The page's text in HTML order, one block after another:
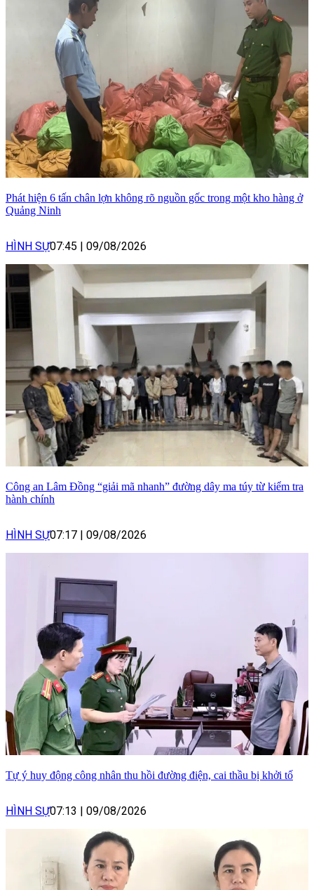
Phát hiện 6 tấn chân lợn không rõ nguồn gốc trong một kho hàng ở
Quảng Ninh
HÌNH SỰ07:45 | 09/08/2026
Công an Lâm Đồng “giải mã nhanh” đường dây ma túy từ kiểm tra
hành chính
HÌNH SỰ07:17 | 09/08/2026
Tự ý huy động công nhân thu hồi đường điện, cai thầu bị khởi tố
HÌNH SỰ07:13 | 09/08/2026